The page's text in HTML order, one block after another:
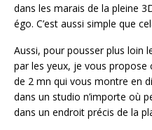
dans les marais de la pleine
égo. C’est aussi simple que
Aussi, pour pousser plus loin
par les yeux, je vous propose
de 2 mn qui vous montre en
dans un studio n’importe où
dans un endroit précis de la